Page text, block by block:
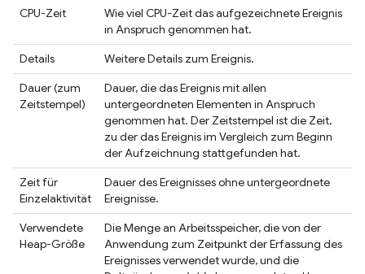
CPU-Zeit
Wie viel CPU-Zeit das aufgezeichnete Ereignis
in Anspruch genommen hat.
Details
Weitere Details zum Ereignis.
Dauer (zum
Zeitstempel)
Dauer, die das Ereignis mit allen
untergeordneten Elementen in Anspruch
genommen hat. Der Zeitstempel ist die Zeit,
zu der das Ereignis im Vergleich zum Beginn
der Aufzeichnung stattgefunden hat.
Zeit für
Einzelaktivität
Dauer des Ereignisses ohne untergeordnete
Ereignisse.
Verwendete
Heap-Größe
Die Menge an Arbeitsspeicher, die von der
Anwendung zum Zeitpunkt der Erfassung des
Ereignisses verwendet wurde, und die